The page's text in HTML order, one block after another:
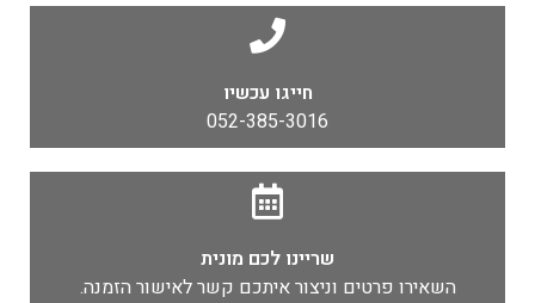
חייגו עכשיו
052-385-3016
שריינו לכם מונית
השאירו פרטים וניצור איתכם קשר לאישור הזמנה.